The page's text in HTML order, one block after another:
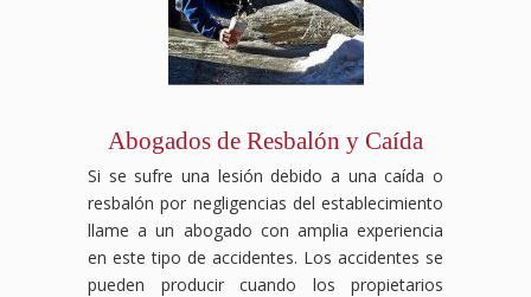
Abogados de Resbalón y Caída
Si se sufre una lesión debido a una caída o
resbalón por negligencias del establecimiento
llame a un abogado con amplia experiencia
en este tipo de accidentes. Los accidentes se
pueden producir cuando los propietarios